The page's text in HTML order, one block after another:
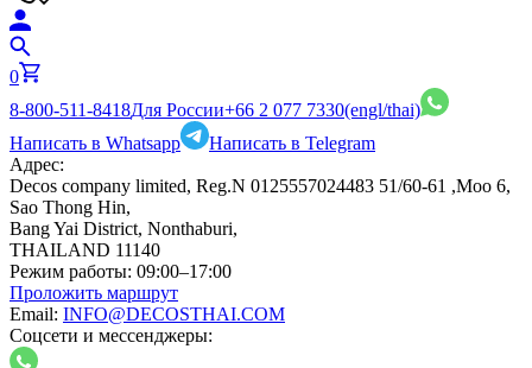
0
8-800-511-8418Для России+66 2 077 7330(engl/thai)
Написать в Whatsapp
Написать в Telegram
Адрес:
Decos company limited, Reg.N 0125557024483 51/60-61 ,Moo 6,
Sao Thong Hin,
Bang Yai District, Nonthaburi,
THAILAND 11140
Режим работы: 09:00–17:00
Проложить маршрут
Email: INFO@DECOSTHAI.COM
Соцсети и мессенджеры: